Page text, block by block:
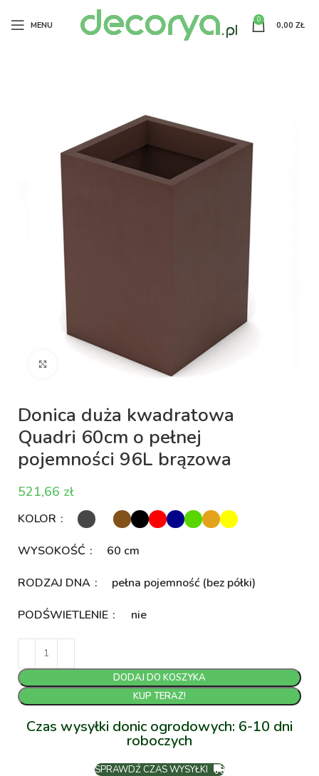
MENU
0
0,00 ZŁ
Kliknij aby powiększyć
Donica duża kwadratowa
Quadri 60cm o pełnej
pojemności 96L brązowa
zł
KOLOR
WYSOKOŚĆ 60 cm
RODZAJ DNA pełna pojemność (bez półki)
PODŚWIETLENIE nie
DODAJ DO KOSZYKA
KUP TERAZ!
Czas wysyłki donic ogrodowych: 6-10 dni
roboczych
SPRAWDŹ CZAS WYSYŁKI